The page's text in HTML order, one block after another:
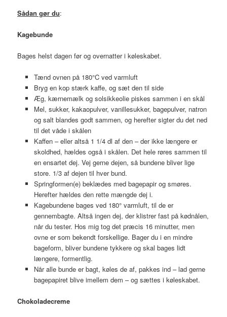
Sådan gør du:
Kagebunde
Bages helst dagen før og overnatter i køleskabet.
Tænd ovnen på 180°C ved varmluft
Bryg en kop stærk kaffe, og sæt den til side
Æg, kærnemælk og solsikkeolie piskes sammen i en skål
Mel, sukker, kakaopulver, vanillesukker, bagepulver, natron
og salt blandes godt sammen, og herefter sigter du det ned
til det våde i skålen
Kaffen – eller altså 1 1/4 dl af den – der ikke længere er
skoldhed, hældes også i skålen. Det hele røres sammen til
en ensartet dej. Vej gerne dejen, så bundene bliver lige
store. 1/3 af dejen til hver bund.
Springformen(e) beklædes med bagepapir og smøres.
Herefter hældes den rette mængde dej i.
Kagebundene bages ved 180° varmluft, til de er
gennembagte. Altså ingen dej, der klistrer fast på kødnålen,
når du tester. Hos mig tog det præcis 16 minutter, men
ovne er som bekendt forskellige. Bager du i en mindre
bageform, bliver bundene tykkere og skal bages lidt
længere, formentlig.
Når alle bunde er bagt, køles de af, pakkes ind – lad gerne
bagepapiret blive imellem dem – og sættes i køleskabet.
Chokoladecreme